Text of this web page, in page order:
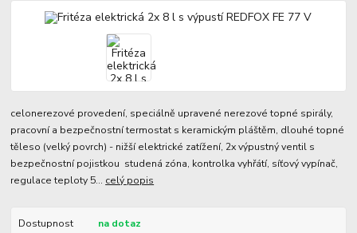
celonerezové provedení, speciálně upravené nerezové topné spirály,
pracovní a bezpečnostní termostat s keramickým pláštěm, dlouhé topné
těleso (velký povrch) - nižší elektrické zatížení, 2x výpustný ventil s
bezpečnostní pojistkou studená zóna, kontrolka vyhřátí, síťový vypínač,
regulace teploty 5... celý popis
Dostupnost na dotaz